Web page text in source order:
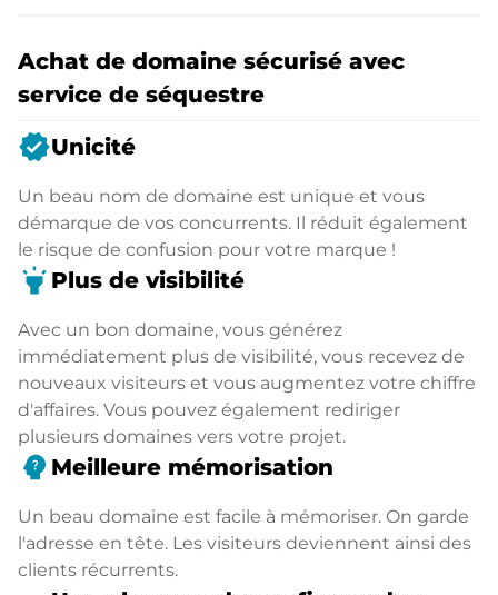
Achat de domaine sécurisé avec
service de séquestre
verifiedUnicité
Un beau nom de domaine est unique et vous
démarque de vos concurrents. Il réduit également
le risque de confusion pour votre marque !
highlight Plus de visibilité
Avec un bon domaine, vous générez
immédiatement plus de visibilité, vous recevez de
nouveaux visiteurs et vous augmentez votre chiffre
d'affaires. Vous pouvez également rediriger
plusieurs domaines vers votre projet.
psychology_alt Meilleure mémorisation
Un beau domaine est facile à mémoriser. On garde
l'adresse en tête. Les visiteurs deviennent ainsi des
clients récurrents.